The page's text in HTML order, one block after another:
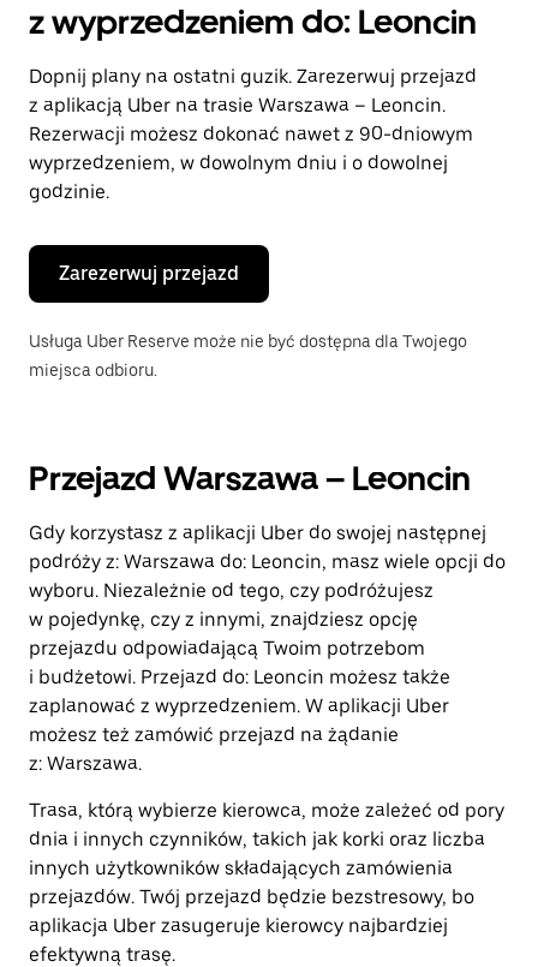
Naciśnij
klawisz
„Escape”,
aby
zamknąć
kalendarz.
z wyprzedzeniem do: Leoncin
Dopnij plany na ostatni guzik. Zarezerwuj przejazd
z aplikacją Uber na trasie Warszawa – Leoncin.
Rezerwacji możesz dokonać nawet z 90-dniowym
wyprzedzeniem, w dowolnym dniu i o dowolnej
godzinie.
Zarezerwuj przejazd
Usługa Uber Reserve może nie być dostępna dla Twojego
miejsca odbioru.
Przejazd Warszawa – Leoncin
Gdy korzystasz z aplikacji Uber do swojej następnej
podróży z: Warszawa do: Leoncin, masz wiele opcji do
wyboru. Niezależnie od tego, czy podróżujesz
w pojedynkę, czy z innymi, znajdziesz opcję
przejazdu odpowiadającą Twoim potrzebom
i budżetowi. Przejazd do: Leoncin możesz także
zaplanować z wyprzedzeniem. W aplikacji Uber
możesz też zamówić przejazd na żądanie
z: Warszawa.
Trasa, którą wybierze kierowca, może zależeć od pory
dnia i innych czynników, takich jak korki oraz liczba
innych użytkowników składających zamówienia
przejazdów. Twój przejazd będzie bezstresowy, bo
aplikacja Uber zasugeruje kierowcy najbardziej
efektywną trasę.